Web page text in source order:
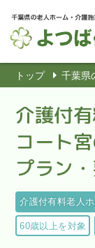
トップ 千葉県
介護付
コート
プラン・
介護付有料老人
60歳以上を対象